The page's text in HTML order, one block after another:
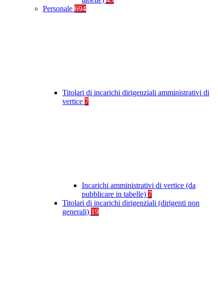
Personale 694
Titolari di incarichi dirigenziali amministrativi di
vertice 7
Incarichi amministrativi di vertice (da
pubblicare in tabelle) 7
Titolari di incarichi dirigenziali (dirigenti non
generali) 19